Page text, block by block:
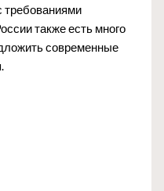
требованиями
также есть много
современные